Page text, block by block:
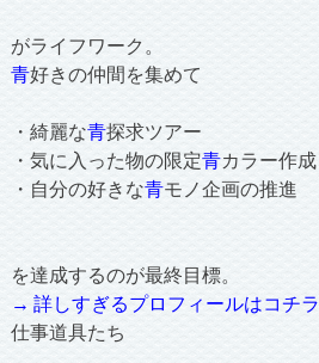
がライフワーク。
青好きの仲間を集めて
・綺麗な青探求ツアー
・気に入った物の限定青カラー作成
・自分の好きな青モノ企画の推進
を達成するのが最終目標。
→ 詳しすぎるプロフィールはコチラ
仕事道具たち